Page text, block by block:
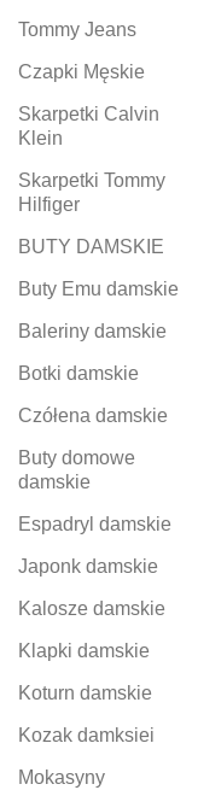
Tommy Jeans
Czapki Męskie
Skarpetki Calvin
Klein
Skarpetki Tommy
Hilfiger
BUTY DAMSKIE
Buty Emu damskie
Baleriny damskie
Botki damskie
Czółena damskie
Buty domowe
damskie
Espadryl damskie
Japonk damskie
Kalosze damskie
Klapki damskie
Koturn damskie
Kozak damksiei
Mokasyny